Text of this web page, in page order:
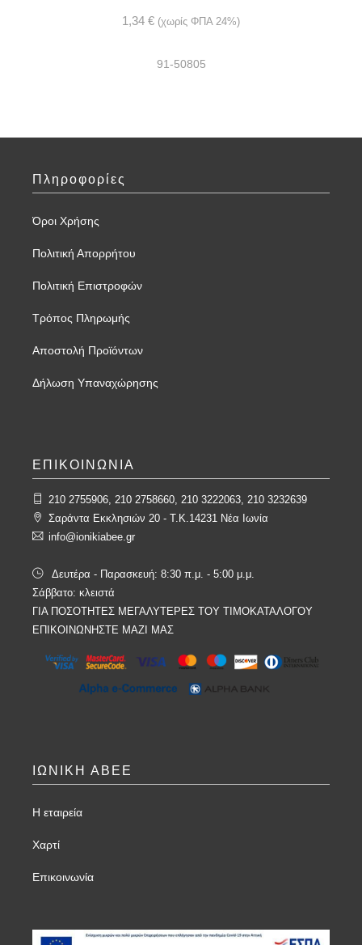
1,34 € (χωρίς ΦΠΑ 24%)
91-50805
Πληροφορίες
Όροι Χρήσης
Πολιτική Απορρήτου
Πολιτική Επιστροφών
Τρόπος Πληρωμής
Αποστολή Προϊόντων
Δήλωση Υπαναχώρησης
ΕΠΙΚΟΙΝΩΝΙΑ
210 2755906, 210 2758660, 210 3222063, 210 3232639
Σαράντα Εκκλησιών 20 - T.K.14231 Νέα Ιωνία
info@ionikiabee.gr
Δευτέρα - Παρασκευή: 8:30 π.μ. - 5:00 μ.μ.
Σάββατο: κλειστά
ΓΙΑ ΠΟΣΟΤΗΤΕΣ ΜΕΓΑΛΥΤΕΡΕΣ ΤΟΥ ΤΙΜΟΚΑΤΑΛΟΓΟΥ
ΕΠΙΚΟΙΝΩΝΗΣΤΕ ΜΑΖΙ ΜΑΣ
ΙΩΝΙΚΗ ΑΒΕΕ
Η εταιρεία
Χαρτί
Επικοινωνία